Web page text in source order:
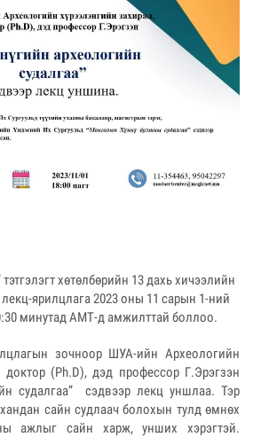
хөтөлбөрийн 13 дахь хичээлийн
ярилцлага 2023 оны 11 сарын 1-ний
минутад АМТ-д амжилттай боллоо.
зочноор ШУА-ийн Археологийн
доктор (Ph.D), дэд профессор Г.Эрэгзэн
судалгаа” сэдвээр лекц уншлаа. Тэр
сайн судлаач болохын тулд өмнөх
ажлыг сайн харж, унших хэрэгтэй.